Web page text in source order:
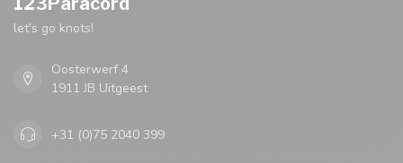
let's go knots!
Oosterwerf 4
1911 JB Uitgeest
+31 (0)75 2040 399